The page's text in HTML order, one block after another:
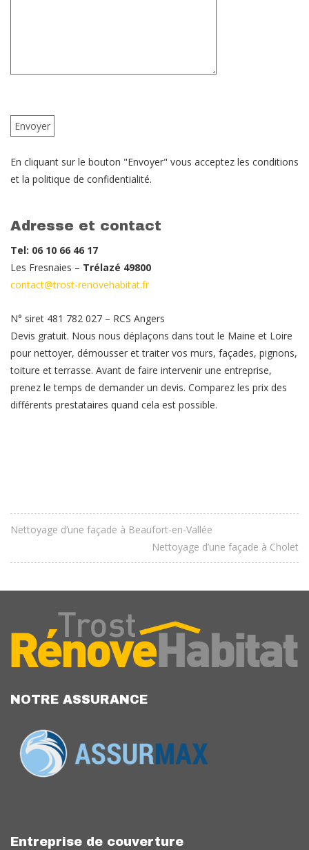
En cliquant sur le bouton "Envoyer" vous acceptez les conditions
et la politique de confidentialité.
Adresse et contact
Tel: 06 10 66 46 17
Les Fresnaies – Trélazé 49800
contact@trost-renovehabitat.fr
N° siret 481 782 027 – RCS Angers
Devis gratuit. Nous nous déplaçons dans tout le Maine et Loire
pour nettoyer, démousser et traiter vos murs, façades, pignons,
toiture et terrasse. Avant de faire intervenir une entreprise,
prenez le temps de demander un devis. Comparez les prix des
différents prestataires quand cela est possible.
Nettoyage d’une façade à Beaufort-en-Vallée
Nettoyage d’une façade à Cholet
NOTRE ASSURANCE
Entreprise de couverture